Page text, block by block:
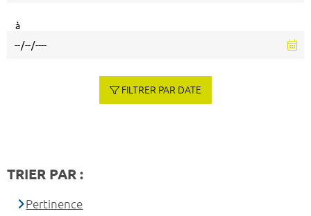
à
FILTRER PAR DATE
TRIER PAR :
Pertinence